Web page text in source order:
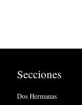
Secciones
Dos Hermanas